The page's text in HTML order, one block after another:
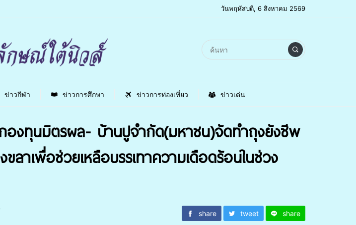
วันพฤหัสบดี, 6 สิงหาคม 2569
ข่าวกีฬา ข่าวการศึกษา ข่าวการท่องเที่ยว ข่าวเด่น
งทุนมิตรผล- บ้านปูจำกัด(มหาชน)จัดทำถุงยังชีพ
าเพื่อช่วยเหลือบรรเทาความเดือดร้อนในช่วง
share tweet share